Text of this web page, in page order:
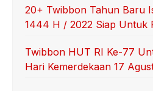
20+ Twibbon Tahun Baru
1444 H / 2022 Siap Untuk
Twibbon HUT RI Ke-77
Hari Kemerdekaan 17